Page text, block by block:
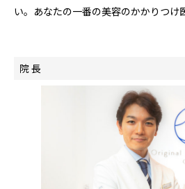
い。あなたの一番の美容のかかりつけ
院 長